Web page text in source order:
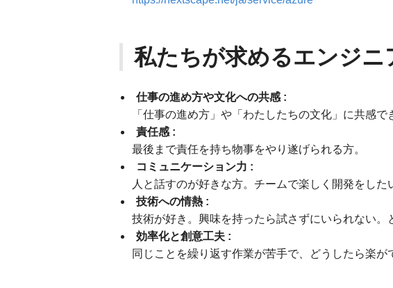
私たちが求めるエンジニ
仕事の進め方や文化への共感 :
「仕事の進め方」や「わたしたちの文化」に共感で
責任感 :
最後まで責任を持ち物事をやり遂げられる方。
コミュニケーション力 :
人と話すのが好きな方。チームで楽しく開発をした
技術への情熱 :
技術が好き。興味を持ったら試さずにいられない。
効率化と創意工夫 :
同じことを繰り返す作業が苦手で、どうしたら楽が